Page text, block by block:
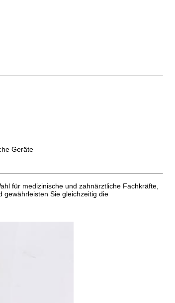
Geräte
für medizinische und zahnärztliche Fachkräfte,
gewährleisten Sie gleichzeitig die